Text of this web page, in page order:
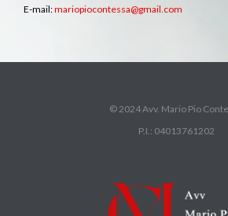
E-mail:mariopiocontessa@gmail.com
© 2024 Avv. Mario Pio
P.I.: 04013761202